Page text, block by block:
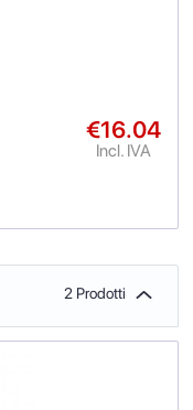
€16.04
Incl. IVA
2 Prodotti